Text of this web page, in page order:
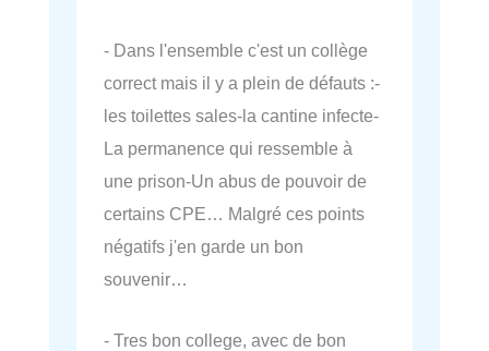
- Dans l'ensemble c'est un collège
correct mais il y a plein de défauts :-
les toilettes sales-la cantine infecte-
La permanence qui ressemble à
une prison-Un abus de pouvoir de
certains CPE… Malgré ces points
négatifs j'en garde un bon
souvenir…
- Tres bon college, avec de bon